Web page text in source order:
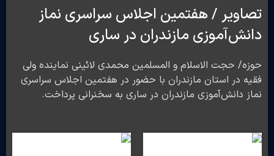
تصاویر / هفتمین اجلاس سراسری نماز
دانش‌آموزی مازندران در ساری
حوزه/ حجت الاسلام و المسلمین محمدی لائینی نماینده ولی
فقیه در استان مازندران با حضور در هفتمین اجلاس سراسری
نماز دانش‌آموزی مازندران در ساری به سخنرانی پرداخت.